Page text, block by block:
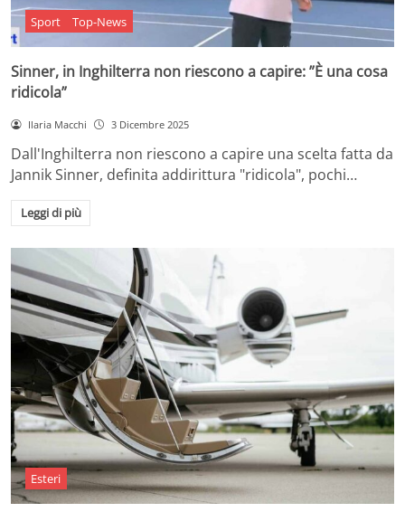
Sport Top-News
Sinner, in Inghilterra non riescono a capire: ”È una cosa
ridicola”
Ilaria Macchi 3 Dicembre 2025
Dall'Inghilterra non riescono a capire una scelta fatta da
Jannik Sinner, definita addirittura "ridicola", pochi…
Leggi di più
Esteri